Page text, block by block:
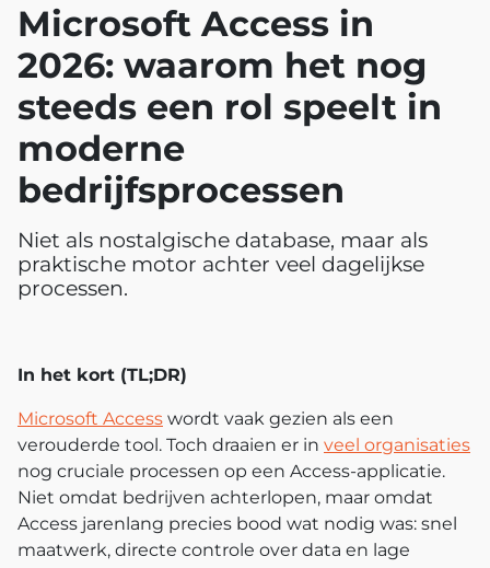
Microsoft Access in
2026: waarom het nog
steeds een rol speelt in
moderne
bedrijfsprocessen
Niet als nostalgische database, maar als
praktische motor achter veel dagelijkse
processen.
In het kort (TL;DR)
Microsoft Access wordt vaak gezien als een
verouderde tool. Toch draaien er in veel organisaties
nog cruciale processen op een Access-applicatie.
Niet omdat bedrijven achterlopen, maar omdat
Access jarenlang precies bood wat nodig was: snel
maatwerk, directe controle over data en lage